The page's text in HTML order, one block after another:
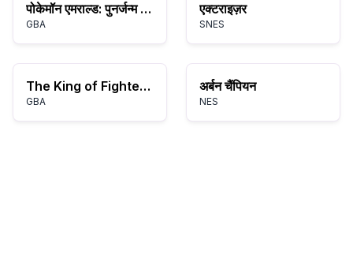
पोकेमॉन एमराल्ड: पुनर्जन्म और पुनर्जीवन
GBA
एक्टराइज़र
SNES
The King of Fighters EX2: Howling Blood
GBA
अर्बन चैंपियन
NES